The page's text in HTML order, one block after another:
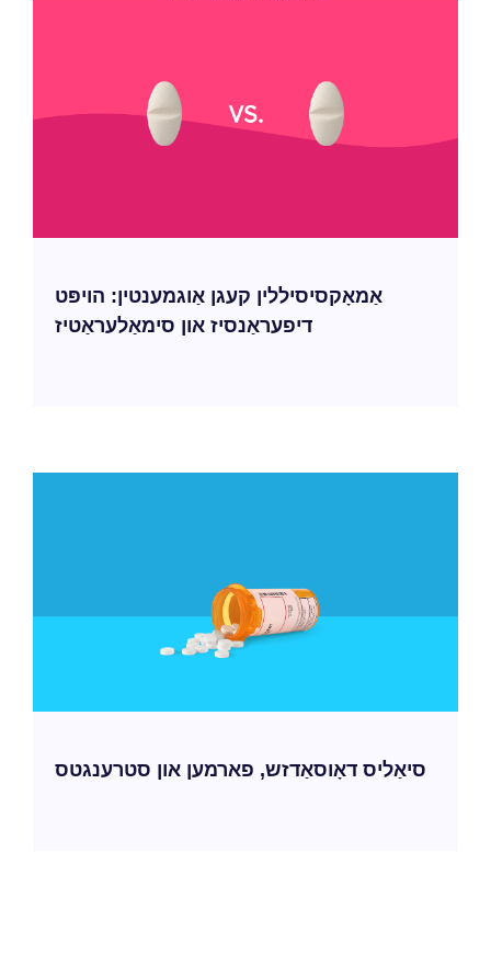
אַמאָקסיסיללין קעגן אַוגמענטין: הויפּט
דיפעראַנסיז און סימאַלעראַטיז
סיאַליס דאָוסאַדזש, פארמען און סטרענגטס